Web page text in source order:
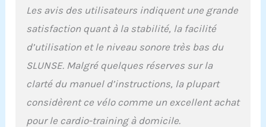
Les avis des utilisateurs indiquent une grande
satisfaction quant à la stabilité, la facilité
d’utilisation et le niveau sonore très bas du
SLUNSE. Malgré quelques réserves sur la
clarté du manuel d’instructions, la plupart
considèrent ce vélo comme un excellent achat
pour le cardio-training à domicile.